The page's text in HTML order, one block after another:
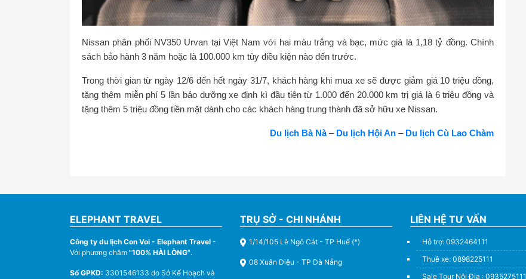
Nissan phân phối NV350 Urvan tại Việt Nam với hai màu trắng và bạc, mức giá là 1,18 tỷ đồng. Chính
sách bảo hành 3 năm hoặc là 100.000 km tùy điều kiện nào đến trước.
Trong thời gian từ ngày 12/6 đến hết ngày 31/7, khách hàng khi mua xe sẽ được giảm giá 10 triệu đồng,
tặng thêm miễn phí 5 lần bảo dưỡng xe định kì đầu tiên từ 1.000 đến 20.000 km trị giá là 6 triệu đồng và
tặng thêm 5 triệu đồng tiền mặt dành cho các khách hàng trung thành đã sở hữu xe Nissan.
Du lịch Bà Nà– Du lịch Hội An – Du lịch Cù Lao Chàm
ELEPHANT TRAVEL
Công ty du lịch Con Voi - Elephant Travel -
Với phương châm "100% HÀI LÒNG".
Số GPKD: 3301546133 do Sở Kế Hoạch và
TRỤ SỞ - CHI NHÁNH
1/14/105 Lê Ngô Cát - TP Huế (*)
08 Xuân Diệu - TP Đà Nẵng
LIÊN HỆ TƯ VẤN
Hỗ trợ: 0932464111
Thuê xe: 0898225111
Sale Tour Nội Địa : 0935275111